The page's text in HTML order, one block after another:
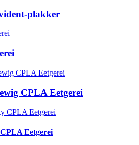
plakker
CPLA Eetgerei
Eetgerei